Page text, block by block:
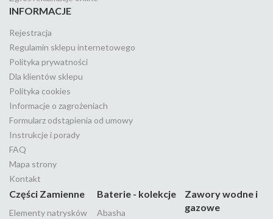
INFORMACJE
Rejestracja
Regulamin sklepu internetowego
Polityka prywatności
Dla klientów sklepu
Polityka cookies
Informacje o zagrożeniach
Formularz odstąpienia od umowy
Instrukcje i porady
FAQ
Mapa strony
Kontakt
Części Zamienne
Elementy natrysków
Baterie - kolekcje
Abasha
Zawory wodne i
gazowe